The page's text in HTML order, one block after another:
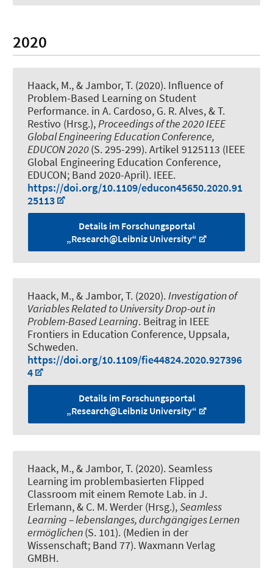
2020
Haack, M., & Jambor, T. (2020). Influence of
Problem-Based Learning on Student
Performance. in A. Cardoso, G. R. Alves, & T.
Restivo (Hrsg.),Proceedings of the 2020 IEEE
Global Engineering Education Conference,
EDUCON 2020(S. 295-299). Artikel 9125113 (IEEE
Global Engineering Education Conference,
EDUCON; Band 2020-April). IEEE.
https://doi.org/10.1109/educon45650.2020.91
25113
Details im Forschungsportal
„Research@Leibniz University“
Haack, M., & Jambor, T. (2020).Investigation of
Variables Related to University Drop-out in
Problem-Based Learning. Beitrag in IEEE
Frontiers in Education Conference, Uppsala,
Schweden.
https://doi.org/10.1109/fie44824.2020.927396
4
Details im Forschungsportal
„Research@Leibniz University“
Haack, M., & Jambor, T. (2020). Seamless
Learning im problembasierten Flipped
Classroom mit einem Remote Lab. in J.
Erlemann, & C. M. Werder (Hrsg.),Seamless
Learning – lebenslanges, durchgängiges Lernen
ermöglichen(S. 101). (Medien in der
Wissenschaft; Band 77). Waxmann Verlag
GMBH.